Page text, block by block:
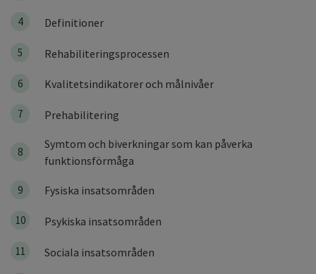
4 Definitioner
5 Rehabiliteringsprocessen
6 Kvalitetsindikatorer och målnivåer
7 Prehabilitering
8
Symtom och biverkningar som kan påverka
funktionsförmåga
9 Fysiska insatsområden
10 Psykiska insatsområden
11 Sociala insatsområden